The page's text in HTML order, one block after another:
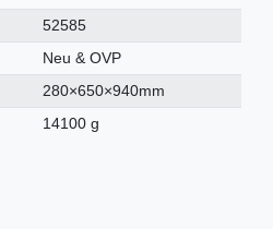
52585
Neu & OVP
280×650×940mm
14100 g